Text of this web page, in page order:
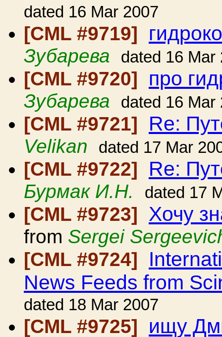
dated 16 Mar 2007
[CML #9719]
Зубарева dated 16 Mar
[CML #9720] про
Зубарева dated 16 Mar
[CML #9721] Re:
Velikan dated 17 Mar
[CML #9722] Re:
Бурмак И.Н. dated 17
[CML #9723] Хочу
from Sergei
[CML #9724]
News Feeds from
dated 18 Mar 2007
[CML #9725] ищу